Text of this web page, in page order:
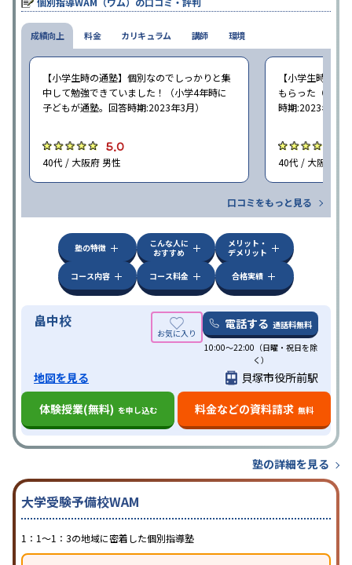
成績向上
【小学生時の通塾】個別なのでしっかりと集
中して勉強できていました！（小学4年時に
子どもが通塾。回答時期:2023年3月）
5.0
40代 / 大阪府 男性
【小学生時の通
もらった（小学
時期:2023年3月
40代 / 大阪府 女
口コミをもっと見る
料金 カリキュラム 講師 環境
塾の特徴
こんな人に
おすすめ
メリット・
デメリット
コース内容
コース料金 合格実績
畠中校 電話する 通話料無料
10:00～22:00（日曜・祝日を除
く）
地図を見る
貝塚市役所前駅
体験授業(無料) を申し込む 料金などの資料請求 無料
塾の詳細を見る
大学受験予備校WAM
1：1～1：3の地域に密着した個別指導塾